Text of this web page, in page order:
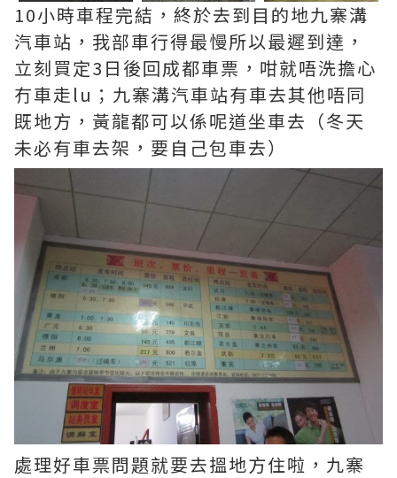
10小時車程完結，終於去到目的地九寨溝
汽車站，我部車行得最慢所以最遲到達，
立刻買定3日後回成都車票，咁就唔洗擔心
冇車走lu；九寨溝汽車站有車去其他唔同
既地方，黃龍都可以係呢道坐車去（冬天
未必有車去架，要自己包車去）
處理好車票問題就要去搵地方住啦，九寨